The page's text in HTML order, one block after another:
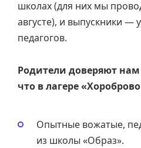
школах (для них мы
августе), и выпускники —
педагогов.
Родители доверяют нам
что в лагере
Опытные вожатые,
из школы «Образ».